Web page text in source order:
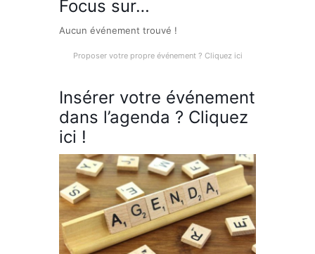
Focus sur…
Aucun événement trouvé !
Proposer votre propre événement ? Cliquez ici
Insérer votre événement
dans l’agenda ? Cliquez
ici !